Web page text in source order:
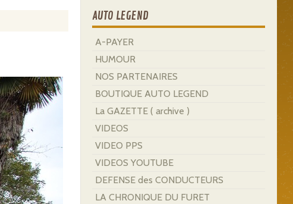
AUTO LEGEND
A-PAYER
HUMOUR
NOS PARTENAIRES
BOUTIQUE AUTO LEGEND
La GAZETTE ( archive )
VIDEOS
VIDEO PPS
VIDEOS YOUTUBE
DEFENSE des CONDUCTEURS
LA CHRONIQUE DU FURET